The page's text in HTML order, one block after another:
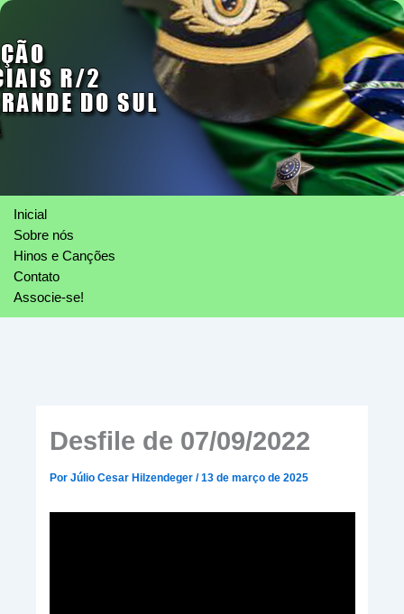
Inicial
Sobre nós
Hinos e Canções
Contato
Associe-se!
Desfile de 07/09/2022
Por Júlio Cesar Hilzendeger /13 de março de 2025